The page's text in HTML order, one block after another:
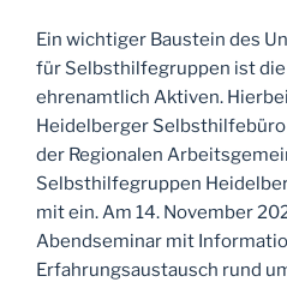
Ein wichtiger Baustein des
für Selbsthilfegruppen ist
ehrenamtlich Aktiven.
Heidelberger
der Regionalen
Selbsthilfegruppen
mit ein. Am 14. November
Abendseminar mit
Erfahrungsaustausch rund